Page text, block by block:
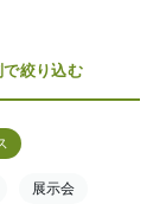
で絞り込む
展示会